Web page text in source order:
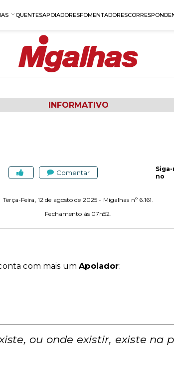
QUENTESAPOIADORESFOMENTADORES
INFORMATIVO
Comentar
no
Terça-Feira, 12 de agosto de 2025 - Migalhas nº 6.161.
Fechamento às 07h52.
com mais umApoiador:
ou onde existir, existe na